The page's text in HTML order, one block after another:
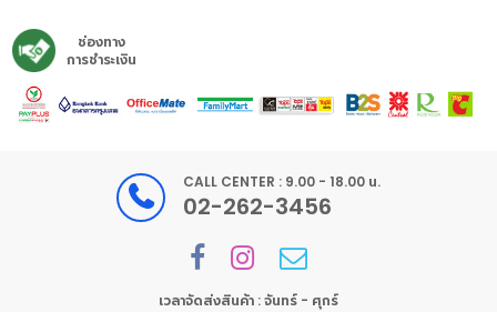
ช่องทาง
การชำระเงิน
CALL CENTER : 9.00 - 18.00 น.
02-262-3456
เวลาจัดส่งสินค้า : จันทร์ - ศุกร์